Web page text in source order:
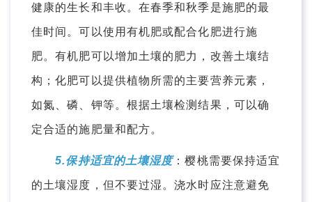
健康的生长和丰收。在春季和秋季是施肥的最
佳时间。可以使用有机肥或配合化肥进行施
肥。有机肥可以增加土壤的肥力，改善土壤结
构；化肥可以提供植物所需的主要营养元素，
如氮、磷、钾等。根据土壤检测结果，可以确
定合适的施肥量和配方。
5.保持适宜的土壤湿度：樱桃需要保持适宜
的土壤湿度，但不要过湿。浇水时应注意避免